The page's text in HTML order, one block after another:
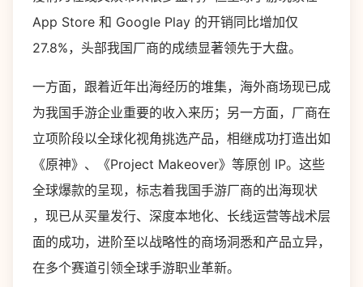
App Store 和 Google Play 的开销同比增加仅
27.8%，头部我国厂商的成绩显著领先于大盘。
一方面，跟着近年出海经历的堆集，海外商场现已成
为我国手游企业重要的收入来历；另一方面，厂商在
立项阶段以全球化视角挑选产品，相继成功打造出如
《原神》、《Project Makeover》等原创 IP。这些
全球爆款的呈现，标志着我国手游厂商的出海现状
，现已从买量发行、深度本地化、长线运营等战术层
面的成功，进阶至以战略性的商场洞悉和产品立异，
在多个赛道引领全球手游职业革新。